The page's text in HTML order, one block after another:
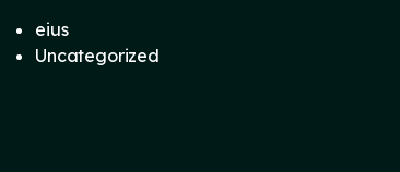
eius
Uncategorized